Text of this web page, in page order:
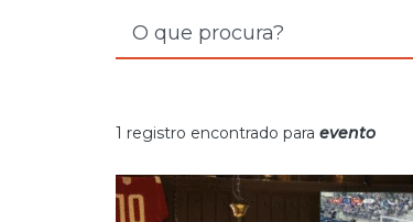
1 registro encontrado para evento